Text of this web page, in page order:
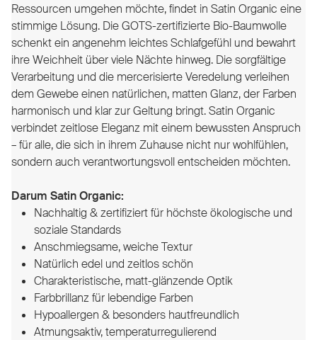
Ressourcen umgehen möchte, findet in Satin Organic eine
stimmige Lösung. Die GOTS-zertifizierte Bio-Baumwolle
schenkt ein angenehm leichtes Schlafgefühl und bewahrt
ihre Weichheit über viele Nächte hinweg. Die sorgfältige
Verarbeitung und die mercerisierte Veredelung verleihen
dem Gewebe einen natürlichen, matten Glanz, der Farben
harmonisch und klar zur Geltung bringt. Satin Organic
verbindet zeitlose Eleganz mit einem bewussten Anspruch
– für alle, die sich in ihrem Zuhause nicht nur wohlfühlen,
sondern auch verantwortungsvoll entscheiden möchten.
Darum Satin Organic:
Nachhaltig & zertifiziert für höchste ökologische und
soziale Standards
Anschmiegsame, weiche Textur
Natürlich edel und zeitlos schön
Charakteristische, matt-glänzende Optik
Farbbrillanz für lebendige Farben
Hypoallergen & besonders hautfreundlich
Atmungsaktiv, temperaturregulierend